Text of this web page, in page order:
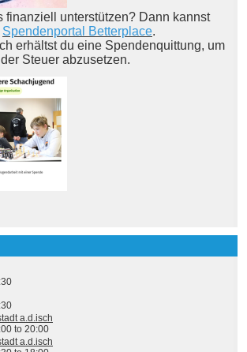
finanziell unterstützen? Dann kannst
Spendenportal Betterplace.
erhältst du eine Spendenquittung, um
Steuer abzusetzen.
a.d.isch
to 20:00
a.d.isch